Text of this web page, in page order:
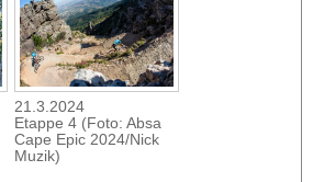
21.3.2024
Etappe 4 (Foto: Absa
Cape Epic 2024/Nick
Muzik)